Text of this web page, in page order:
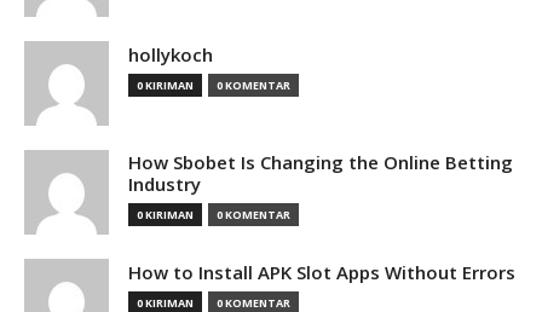
hollykoch
0 KIRIMAN 0 KOMENTAR
How Sbobet Is Changing the Online Betting
Industry
0 KIRIMAN 0 KOMENTAR
How to Install APK Slot Apps Without Errors
0 KIRIMAN 0 KOMENTAR